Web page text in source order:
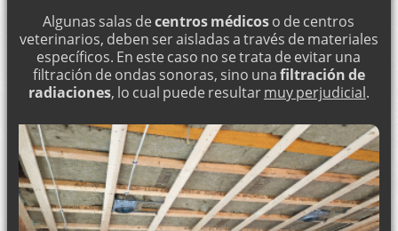
Algunas salas decentros médicoso de centros
veterinarios, deben ser aisladas a través de materiales
específicos. En este caso no se trata de evitar una
filtración de ondas sonoras, sino unafiltración de
radiaciones, lo cual puede resultarmuy perjudicial.